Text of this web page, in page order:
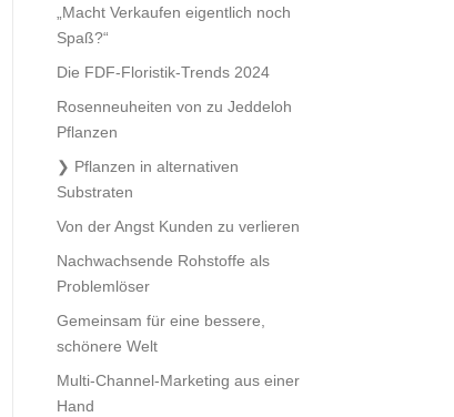
„Macht Verkaufen eigentlich noch
Spaß?“
Die FDF-Floristik-Trends 2024
Rosenneuheiten von zu Jeddeloh
Pflanzen
Pflanzen in alternativen
Substraten
Von der Angst Kunden zu verlieren
Nachwachsende Rohstoffe als
Problemlöser
Gemeinsam für eine bessere,
schönere Welt
Multi-Channel-Marketing aus einer
Hand